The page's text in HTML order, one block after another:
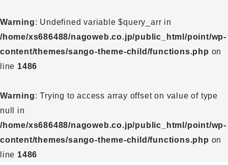
Warning: Undefined variable $query_arr in
/home/xs686488/nagoweb.co.jp/public_html/point/wp-
content/themes/sango-theme-child/functions.php on
line 1486
Warning: Trying to access array offset on value of type
null in
/home/xs686488/nagoweb.co.jp/public_html/point/wp-
content/themes/sango-theme-child/functions.php on
line 1486